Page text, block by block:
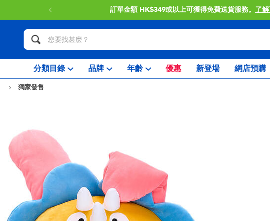
門店自取服務 網上購買並在店內取貨。了解更多
分類目錄 品牌 年齡 優惠 新登場 網店預購
獨家發售